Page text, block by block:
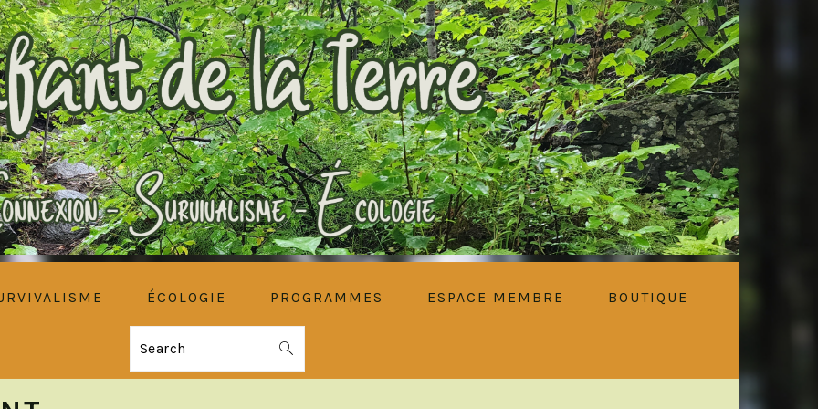
ÉCOLOGIE PROGRAMMES ESPACE MEMBRE BOUTIQUE
Search